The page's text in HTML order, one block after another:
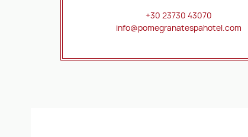
+30 23730 43070
info@pomegranatespahotel.com